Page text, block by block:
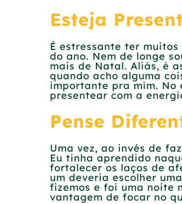
Esteja
É estressante ter
do ano. Nem de longe
mais de Natal. Aliás, é
quando acho alguma
importante pra mim. No
presentear com a
Pense
Uma vez, ao invés de
Eu tinha aprendido
fortalecer os laços de
um deveria escolher
fizemos e foi uma noite
vantagem de focar no